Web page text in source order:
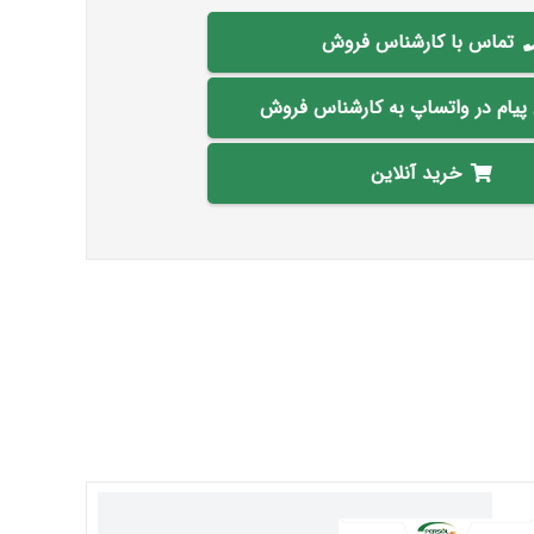
تماس با کارشناس فروش
پیام در واتساپ به کارشناس فروش
خرید آنلاین